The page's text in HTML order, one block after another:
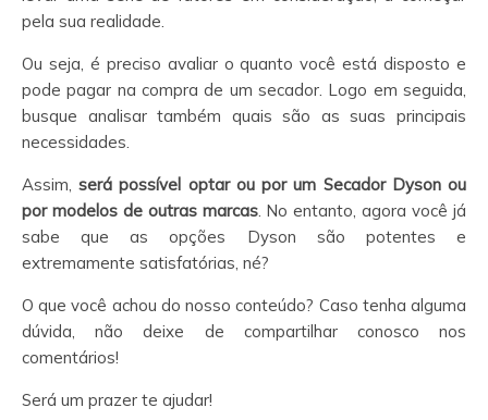
pela sua realidade.
Ou seja, é preciso avaliar o quanto você está disposto e
pode pagar na compra de um secador. Logo em seguida,
busque analisar também quais são as suas principais
necessidades.
Assim,será possível optar ou por um Secador Dyson ou
por modelos de outras marcas. No entanto, agora você já
sabe que as opções Dyson são potentes e
extremamente satisfatórias, né?
O que você achou do nosso conteúdo? Caso tenha alguma
dúvida, não deixe de compartilhar conosco nos
comentários!
Será um prazer te ajudar!